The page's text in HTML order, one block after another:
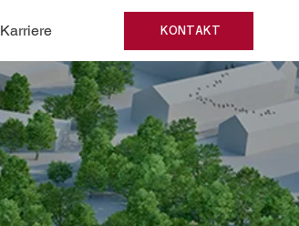
Karriere KONTAKT